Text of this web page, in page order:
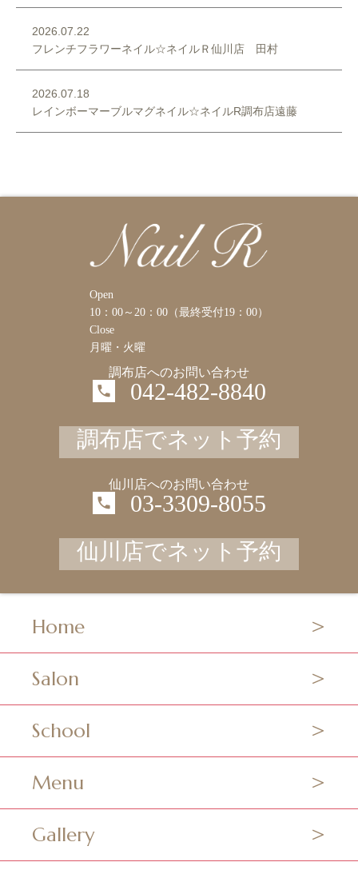
2026.07.22
フレンチフラワーネイル☆ネイルＲ仙川店 田村
2026.07.18
レインボーマーブルマグネイル☆ネイルR調布店遠藤
Open
10：00～20：00（最終受付19：00）
Close
月曜・火曜
調布店へのお問い合わせ
042-482-8840
調布店でネット予約
仙川店へのお問い合わせ
03-3309-8055
仙川店でネット予約
Home
Salon
School
Menu
Gallery